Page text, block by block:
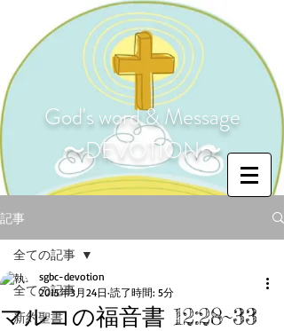
God's word & Message
〜DEVOTION〜
記事
全ての記事
新約聖書
全ての記事
マルコの福音書 12:28~33
sgbc-devotion
2015年3月24日 読了時間: 5分